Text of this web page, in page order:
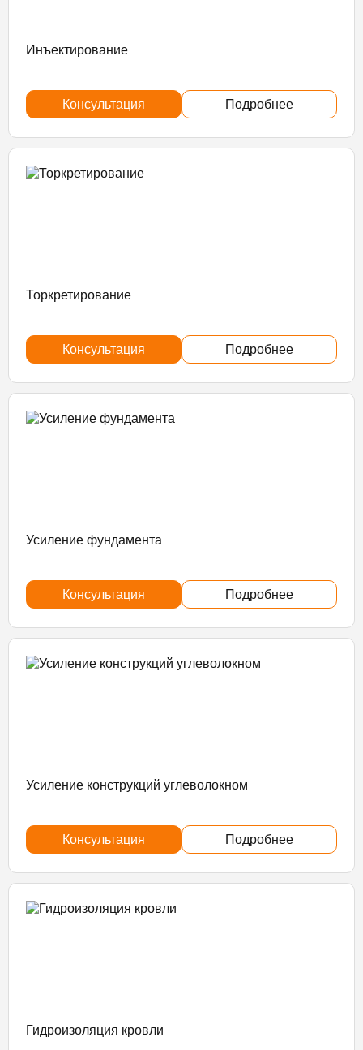
Инъектирование
Консультация Подробнее
Торкретирование
Консультация Подробнее
Усиление фундамента
Консультация Подробнее
Усиление конструкций углеволокном
Консультация Подробнее
Гидроизоляция кровли